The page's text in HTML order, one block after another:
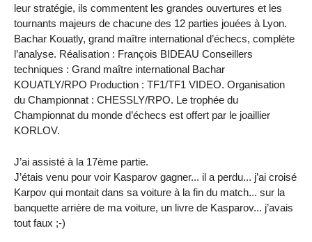
leur stratégie, ils commentent les grandes ouvertures et les
tournants majeurs de chacune des 12 parties jouées à Lyon.
Bachar Kouatly, grand maître international d’échecs, complète
l’analyse. Réalisation : François BIDEAU Conseillers
techniques : Grand maître international Bachar
KOUATLY/RPO Production : TF1/TF1 VIDEO. Organisation
du Championnat : CHESSLY/RPO. Le trophée du
Championnat du monde d’échecs est offert par le joaillier
KORLOV.
J’ai assisté à la 17ème partie.
J’étais venu pour voir Kasparov gagner... il a perdu... j’ai croisé
Karpov qui montait dans sa voiture à la fin du match... sur la
banquette arrière de ma voiture, un livre de Kasparov... j’avais
tout faux ;-)